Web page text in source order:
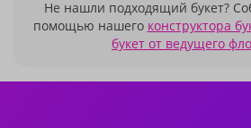
Не нашли подходящий букет?
помощью нашего конструктора
букет от ведущего